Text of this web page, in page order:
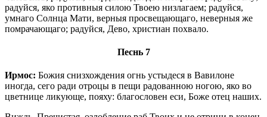
радуйся, яко противныя силою Твоею низлагаем; радуйся,
умнаго Солнца Мати, верныя просвещающаго, неверныя же
помрачающаго; радуйся, Дево, христиан похвало.
Песнь 7
Ирмос: Божия снизхождения огнь устыдеся в Вавилоне
иногда, сего ради отроцы в пещи радованною ногою, яко во
цветнице ликующе, пояху: благословен еси, Боже отец наших.